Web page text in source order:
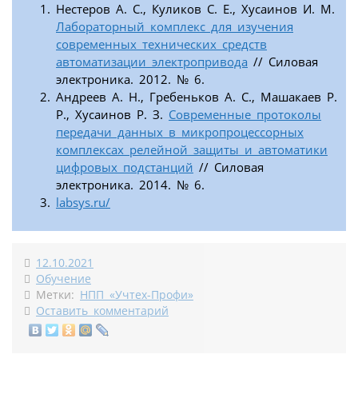
Нестеров А. С., Куликов С. Е., Хусаинов И. М.
Лабораторный комплекс для изучения
современных технических средств
автоматизации электропривода // Силовая
электроника. 2012. № 6.
Андреев А. Н., Гребеньков А. С., Машакаев Р.
Р., Хусаинов Р. З. Современные протоколы
передачи данных в микропроцессорных
комплексах релейной защиты и автоматики
цифровых подстанций // Силовая
электроника. 2014. № 6.
labsys.ru/
12.10.2021
Обучение
Метки: НПП «Учтех-Профи»
Оставить комментарий